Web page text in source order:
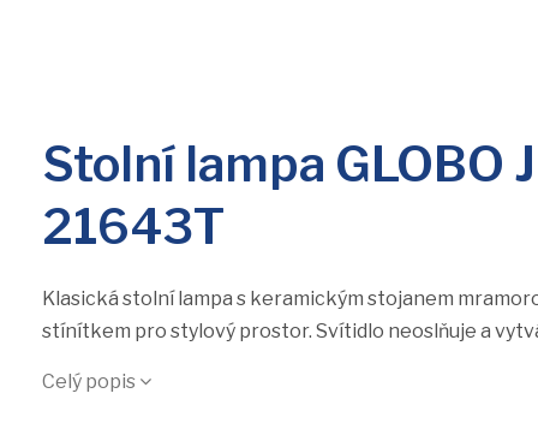
Stolní lampa GLOBO
21643T
Klasická stolní lampa s keramickým stojanem
stínítkem pro stylový prostor. Svítidlo neoslňuje a
Celý popis